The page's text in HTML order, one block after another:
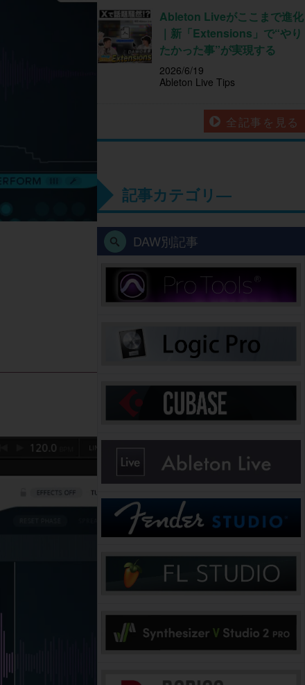
Ableton Liveがここまで進化
｜新「Extensions」で“やり
たかった事”が実現する
2026/6/19
Ableton Live Tips
全記事を見る
記事カテゴリ―
DAW別記事